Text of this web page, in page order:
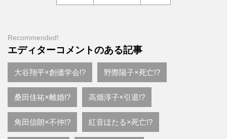
Recommended!
エディターコメントのある記事
大谷翔平×創価学会!? 野際陽子×死亡!?
桑田佳祐×離婚!? 高畑淳子×引退!?
角田信朗×不仲!? 紅音ほたる×死亡!?